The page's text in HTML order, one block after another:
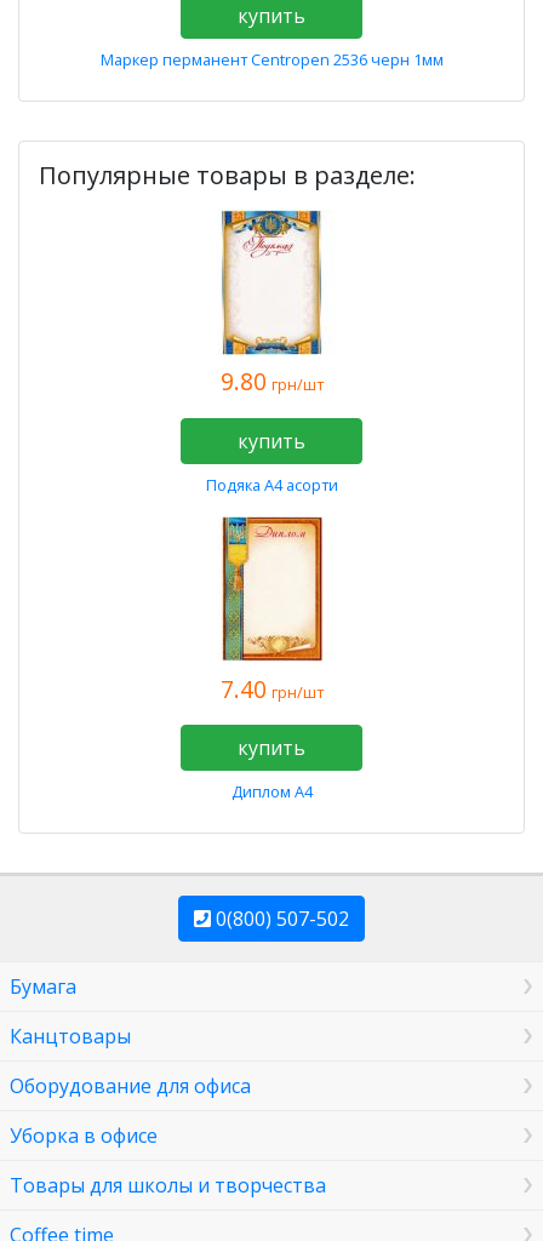
купить
Маркер перманент Centropen 2536 черн 1мм
Популярные товары в разделе:
9.80 грн/шт
купить
Подяка А4 асорти
7.40 грн/шт
купить
Диплом А4
0(800) 507-502
Бумага
Канцтовары
Оборудование для офиса
Уборка в офисе
Товары для школы и творчества
Coffee time